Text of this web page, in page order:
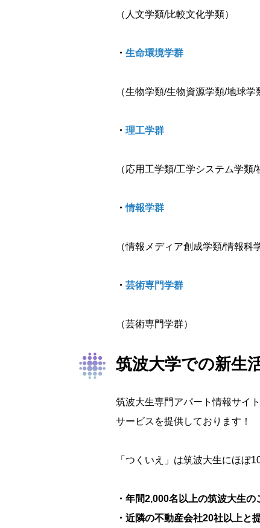
（人文学類/比較文化学類）
・ 生命環境学群
（生物学類/生物資源学類/地球学
・ 理工学群
（応用工学類/工学システム学類/
・情報学群
（情報メディア創成学類/情報科
・ 芸術専門学群
（芸術専門学群）
筑波大学での新生
筑波大生専門アパート情報サイ
サービスを提供しております！
「つくいえ」は筑波大生にほぼ
・年間2,000名以上の筑波大生の
・近隣の不動産会社20社以上と